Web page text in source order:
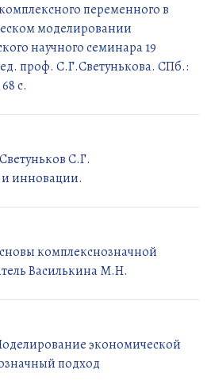
переменного в
моделировании
научного семинара 19
проф. C.Г.Светунькова. СПб.:
с.
С.Г.
инновации.
комплекснозначной
Василькина М.Н.
экономической
подход